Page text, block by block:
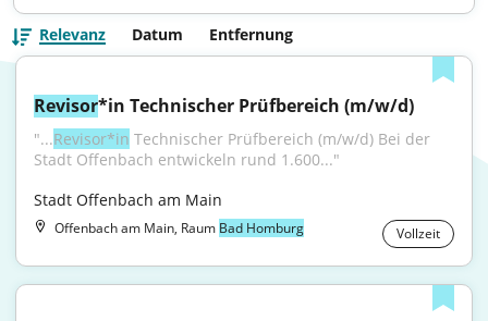
Relevanz Datum Entfernung
Revisor*in Technischer Prüfbereich (m/w/d)
"...Revisor*in Technischer Prüfbereich (m/w/d) Bei der
Stadt Offenbach entwickeln rund 1.600..."
Stadt Offenbach am Main
Offenbach am Main, Raum Bad Homburg Vollzeit